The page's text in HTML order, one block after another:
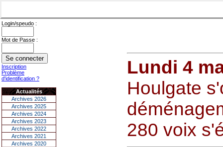
Login/speudo :
Mot de Passe :
Inscription
Problème
d'identification ?
Actualités
Archives 2026
Archives 2025
Archives 2024
Archives 2023
Archives 2022
Archives 2021
Archives 2020
Lundi 4
Houlgate
280 voix